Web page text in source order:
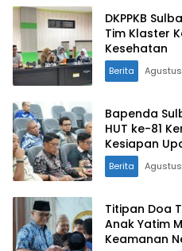
DKPPKB
Tim Klaster
Kesehatan
Berita
Bapenda
HUT ke-81
Kesiapan
Sulawesi Barat
Berita
Titipan Doa
Anak Yatim
Keamanan